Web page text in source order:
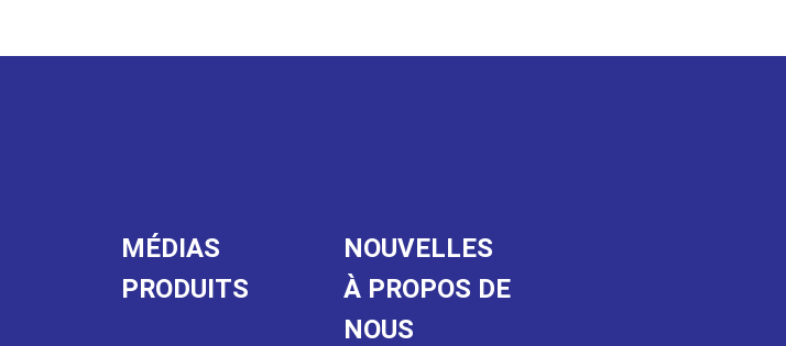
MÉDIAS
NOUVELLES
PRODUITS
À PROPOS DE
NOUS